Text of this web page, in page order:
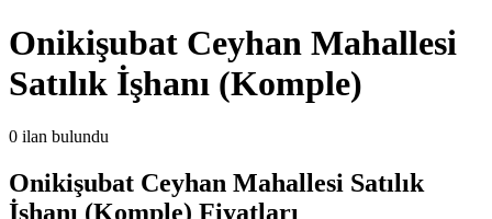
Onikişubat Ceyhan Mahallesi
Satılık İşhanı (Komple)
0 ilan bulundu
Onikişubat Ceyhan Mahallesi Satılık
İşhanı (Komple) Fiyatları